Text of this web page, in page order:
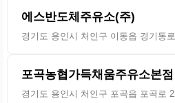
에스반도체주유소(주)
경기도 용인시 처인구 이동읍 경기동
포곡농협가득채움주유소본점
경기도 용인시 처인구 포곡읍 포곡로